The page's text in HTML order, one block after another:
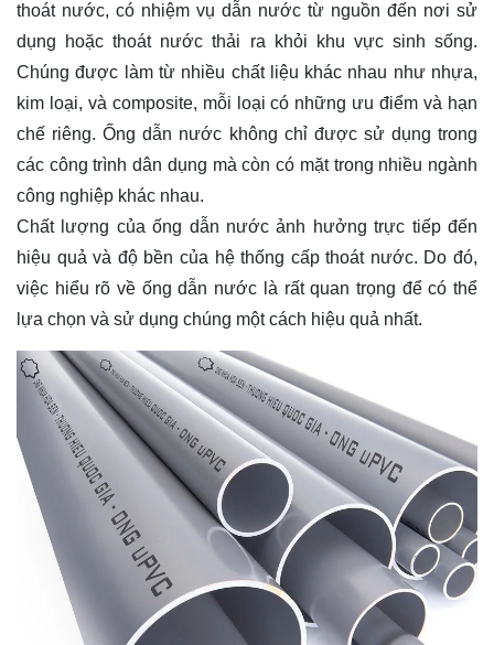
thoát nước, có nhiệm vụ dẫn nước từ nguồn đến nơi sử
dụng hoặc thoát nước thải ra khỏi khu vực sinh sống.
Chúng được làm từ nhiều chất liệu khác nhau như nhựa,
kim loại, và composite, mỗi loại có những ưu điểm và hạn
chế riêng. Ống dẫn nước không chỉ được sử dụng trong
các công trình dân dụng mà còn có mặt trong nhiều ngành
công nghiệp khác nhau.
Chất lượng của ống dẫn nước ảnh hưởng trực tiếp đến
hiệu quả và độ bền của hệ thống cấp thoát nước. Do đó,
việc hiểu rõ về ống dẫn nước là rất quan trọng để có thể
lựa chọn và sử dụng chúng một cách hiệu quả nhất.